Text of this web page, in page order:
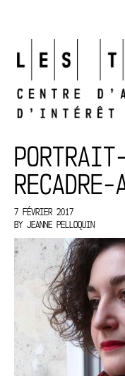
RECADRE-
7 FÉVRIER 2017
BY JEANNE PELLOQUIN